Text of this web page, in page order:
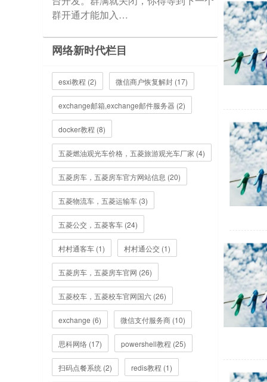
群开通才能加入…
网络新时代栏目
esxi教程 (2) 微信商户恢复解封 (17)
exchange邮箱,exchange邮件服务器 (2)
docker教程 (8)
五菱燃油观光车价格，五菱旅游观光车厂家 (4)
五菱房车，五菱房车官方网站信息 (20)
五菱物流车，五菱运输车 (3)
五菱公交，五菱客车 (24)
村村通客车 (1) 村村通公交 (1)
五菱房车，五菱房车官网 (26)
五菱校车，五菱校车官网国六 (26)
exchange (6) 微信支付服务商 (10)
思科网络 (17) powershell教程 (25)
扫码点餐系统 (2) redis教程 (1)